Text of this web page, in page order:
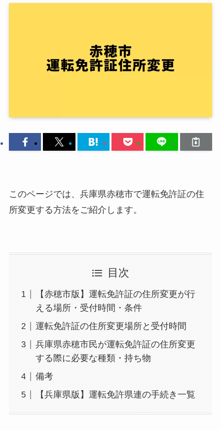
このページでは、兵庫県赤穂市で運転免許証の住
所変更する方法をご紹介します。
目次
【赤穂市版】運転免許証の住所変更が行
える場所・受付時間・条件
運転免許証の住所変更場所と受付時間
兵庫県赤穂市民が運転免許証の住所変更
する際に必要な種類・持ち物
備考
【兵庫県版】運転免許県連の手続き一覧